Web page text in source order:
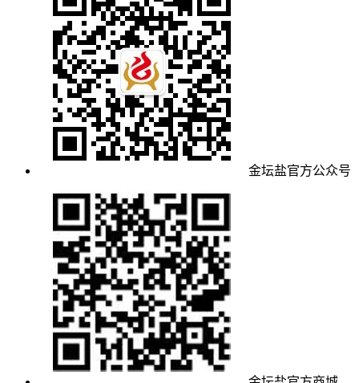
金坛盐官方公众号